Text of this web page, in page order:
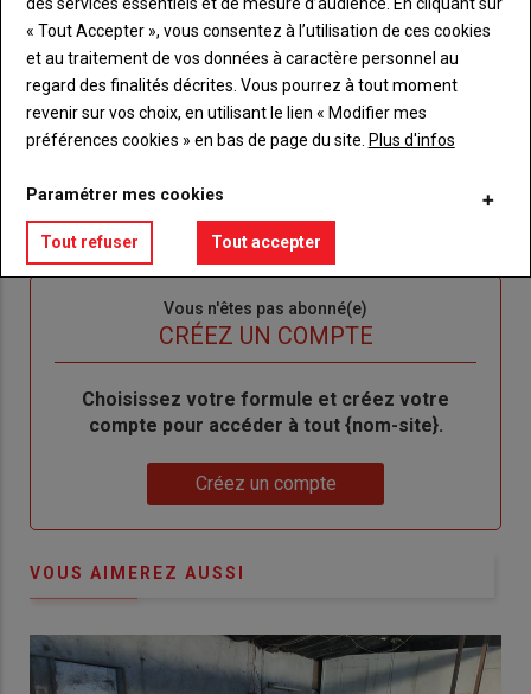
Body
Connectez-vous à votre compte pour profiter
de votre abonnement
Lien
"Créer
un
compte"
Je m'inscrit
Lien
"Réinitialiser
mot
passe"
Réinitialiser votre mot de passe
"Je
me
Vous n'êtes pas abonné(e)
CRÉEZ UN COMPTE
BodyChoisissez votre formule et créez votre
compte pour accéder à tout {nom-site}.
Créez un compte
VOUS AIMEREZ AUSSI
« Tout Accepter », vous consentez à l’utilisation de ces cookies
et au traitement de vos données à caractère personnel au
regard des finalités décrites. Vous pourrez à tout moment
revenir sur vos choix, en utilisant le lien « Modifier mes
préférences cookies » en bas de page du site. Plus d'infos
Paramétrer mes cookies
Tout refuser Tout accepter